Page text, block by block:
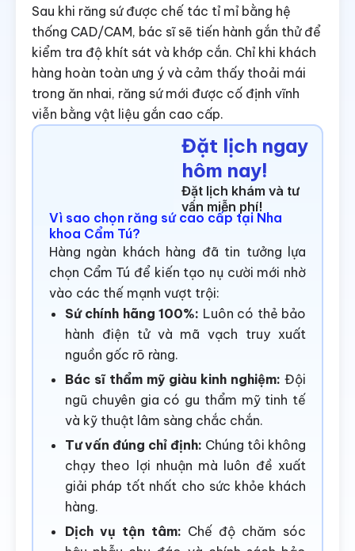
Sau khi răng sứ được chế tác tỉ mỉ bằng hệ
thống CAD/CAM, bác sĩ sẽ tiến hành gắn thử để
kiểm tra độ khít sát và khớp cắn. Chỉ khi khách
hàng hoàn toàn ưng ý và cảm thấy thoải mái
trong ăn nhai, răng sứ mới được cố định vĩnh
viễn bằng vật liệu gắn cao cấp.
Đặt lịch ngay
hôm nay!
Đặt lịch khám và tư
vấn miễn phí!
Vì sao chọn răng sứ cao cấp tại Nha
khoa Cẩm Tú?
Hàng ngàn khách hàng đã tin tưởng lựa
chọn Cẩm Tú để kiến tạo nụ cười mới nhờ
vào các thế mạnh vượt trội:
Sứ chính hãng 100%: Luôn có thẻ bảo
hành điện tử và mã vạch truy xuất
nguồn gốc rõ ràng.
Bác sĩ thẩm mỹ giàu kinh nghiệm: Đội
ngũ chuyên gia có gu thẩm mỹ tinh tế
và kỹ thuật lâm sàng chắc chắn.
Tư vấn đúng chỉ định: Chúng tôi không
chạy theo lợi nhuận mà luôn đề xuất
giải pháp tốt nhất cho sức khỏe khách
hàng.
Dịch vụ tận tâm: Chế độ chăm sóc